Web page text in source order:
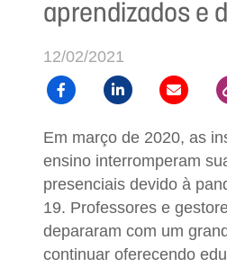
aprendizados e
12/02/2021
Em março de 2020, as
ensino interromperam
presenciais devido à
19. Professores e
depararam com um
continuar oferecendo